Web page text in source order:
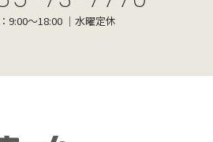
9:00～18:00 ｜水曜定休